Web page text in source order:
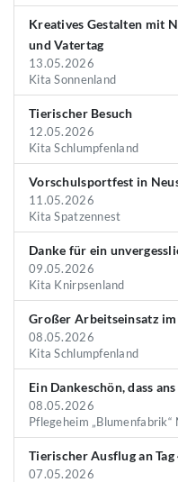
Kreatives Gestalten mit
und Vatertag
13.05.2026
Kita Sonnenland
Tierischer Besuch
12.05.2026
Kita Schlumpfenland
Vorschulsportfest in
11.05.2026
Kita Spatzennest
Danke für ein
09.05.2026
Kita Knirpsenland
Großer Arbeitseinsatz
08.05.2026
Kita Schlumpfenland
Ein Dankeschön, dass
08.05.2026
Pflegeheim
Tierischer Ausflug an
07.05.2026